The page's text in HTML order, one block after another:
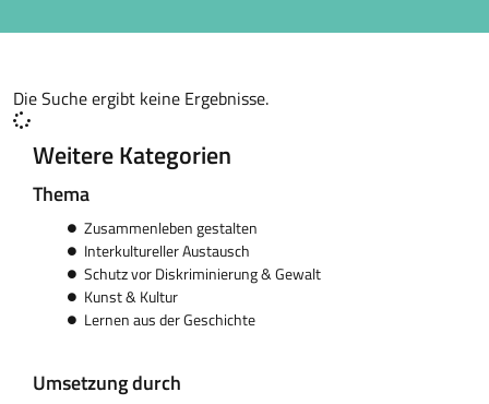
Die Suche ergibt keine Ergebnisse.
Weitere Kategorien
Thema
Zusammenleben gestalten
Interkultureller Austausch
Schutz vor Diskriminierung & Gewalt
Kunst & Kultur
Lernen aus der Geschichte
Umsetzung durch